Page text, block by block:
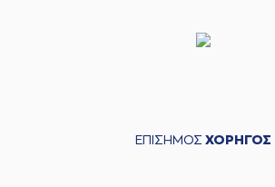
ΕΠΙΣΗΜΟΣ ΧΟΡΗΓΟΣ